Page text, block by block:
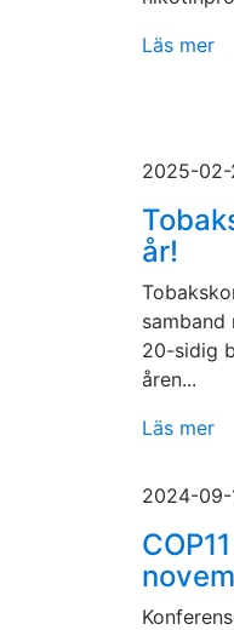
Läs mer
2025-02-
år!
20-sidig
åren...
Läs mer
2024-09-